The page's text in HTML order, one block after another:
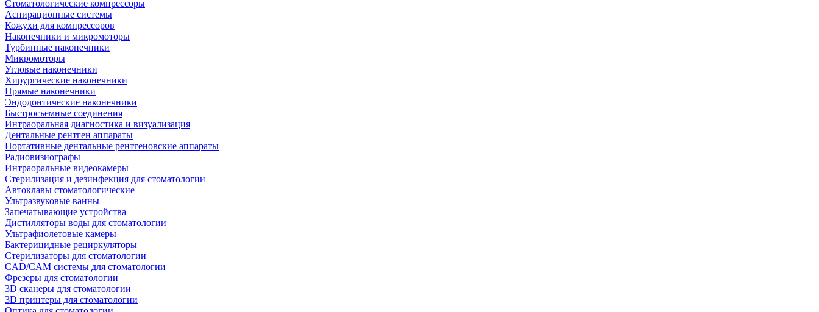
Стоматологические компрессоры
Аспирационные системы
Кожухи для компрессоров
Наконечники и микромоторы
Турбинные наконечники
Микромоторы
Угловые наконечники
Хирургические наконечники
Прямые наконечники
Эндодонтические наконечники
Быстросъемные соединения
Интраоральная диагностика и визуализация
Дентальные рентген аппараты
Портативные дентальные рентгеновские аппараты
Радиовизиографы
Интраоральные видеокамеры
Стерилизация и дезинфекция для стоматологии
Автоклавы стоматологические
Ультразвуковые ванны
Запечатывающие устройства
Дистилляторы воды для стоматологии
Ультрафиолетовые камеры
Бактерицидные рециркуляторы
Стерилизаторы для стоматологии
CAD/CAM системы для стоматологии
Фрезеры для стоматологии
3D cканеры для стоматологии
3D принтеры для стоматологии